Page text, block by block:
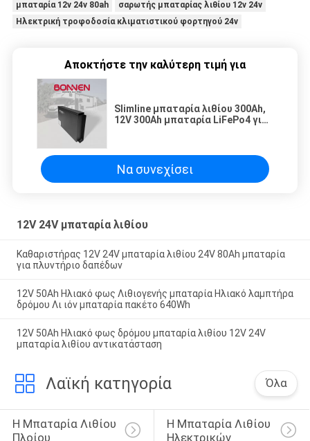
μπαταρία 12v 24v 80ah
σαρωτής μπαταρίας λιθίου 12v 24v
Ηλεκτρική τροφοδοσία κλιματιστικού φορτηγού 24v
Αποκτήστε την καλύτερη τιμή για
Slimline μπαταρία λιθίου 300Ah,
12V 300Ah μπαταρία LiFePo4 για
Να συνεχίσει
12V 24V μπαταρία λιθίου
Καθαριστήρας 12V 24V μπαταρία λιθίου 24V 80Ah μπαταρία
για πλυντήριο δαπέδων
12V 50Ah Ηλιακό φως Λιθιογενής μπαταρία Ηλιακό λαμπτήρα
δρόμου Λι ιόν μπαταρία πακέτο 640Wh
12V 50Ah Ηλιακό φως δρόμου μπαταρία λιθίου 12V 24V
μπαταρία λιθίου αντικατάσταση
Λαϊκή κατηγορία Όλα
Η Μπαταρία Λιθίου
Πλοίου
Η Μπαταρία Λιθίου
Ηλεκτρικών